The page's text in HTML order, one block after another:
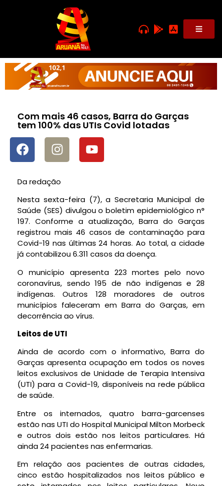
Com mais 46 casos, Barra do Garças
tem 100% das UTIs Covid lotadas
Da redação
Nesta sexta-feira (7), a Secretaria Municipal de
Saúde (SES) divulgou o boletim epidemiológico n°
197. Conforme a atualização, Barra do Garças
registrou mais 46 casos de contaminação para
Covid-19 nas últimas 24 horas. Ao total, a cidade
já contabilizou 6.311 casos da doença.
O município apresenta 223 mortes pelo novo
coronavírus, sendo 195 de não indígenas e 28
indígenas. Outros 128 moradores de outros
municípios faleceram em Barra do Garças, em
decorrência ao vírus.
Leitos de UTI
Ainda de acordo com o informativo, Barra do
Garças apresenta ocupação em todos os noves
leitos exclusivos de Unidade de Terapia Intensiva
(UTI) para a Covid-19, disponíveis na rede pública
de saúde.
Entre os internados, quatro barra-garcenses
estão nas UTI do Hospital Municipal Milton Morbeck
e outros dois estão nos leitos particulares. Há
ainda 24 pacientes nas enfermarias.
Em relação aos pacientes de outras cidades,
cinco estão hospitalizados nos leitos público e